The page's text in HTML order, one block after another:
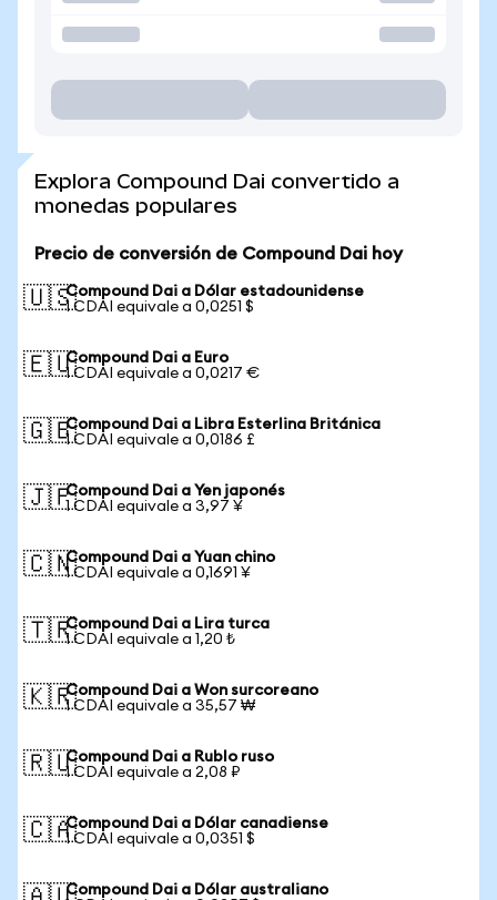
Explora Compound Dai convertido a
monedas populares
Precio de conversión de Compound Dai hoy
🇺🇸Compound Dai a Dólar estadounidense
1 CDAI equivale a 0,0251 $
🇪🇺Compound Dai a Euro
1 CDAI equivale a 0,0217 €
🇬🇧Compound Dai a Libra Esterlina Británica
1 CDAI equivale a 0,0186 £
🇯🇵Compound Dai a Yen japonés
1 CDAI equivale a 3,97 ¥
🇨🇳Compound Dai a Yuan chino
1 CDAI equivale a 0,1691 ¥
🇹🇷Compound Dai a Lira turca
1 CDAI equivale a 1,20 ₺
🇰🇷Compound Dai a Won surcoreano
1 CDAI equivale a 35,57 ₩
🇷🇺Compound Dai a Rublo ruso
1 CDAI equivale a 2,08 ₽
🇨🇦Compound Dai a Dólar canadiense
1 CDAI equivale a 0,0351 $
Compound Dai a Dólar australiano